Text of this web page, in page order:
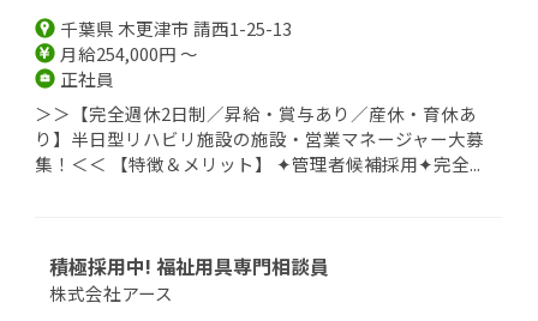
千葉県 木更津市 請西1-25-13
月給254,000円 ～
正社員
＞＞【完全週休2日制／昇給・賞与あり／産休・育休あ
り】半日型リハビリ施設の施設・営業マネージャー大募
集！＜＜ 【特徴＆メリット】 ✦管理者候補採用✦完全...
積極採用中! 福祉用具専門相談員
株式会社アース